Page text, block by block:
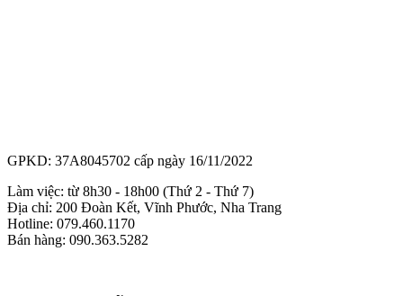
GPKD: 37A8045702 cấp ngày 16/11/2022
Làm việc: từ 8h30 - 18h00 (Thứ 2 - Thứ 7)
Địa chỉ: 200 Đoàn Kết, Vĩnh Phước, Nha Trang
Hotline: 079.460.1170
Bán hàng: 090.363.5282